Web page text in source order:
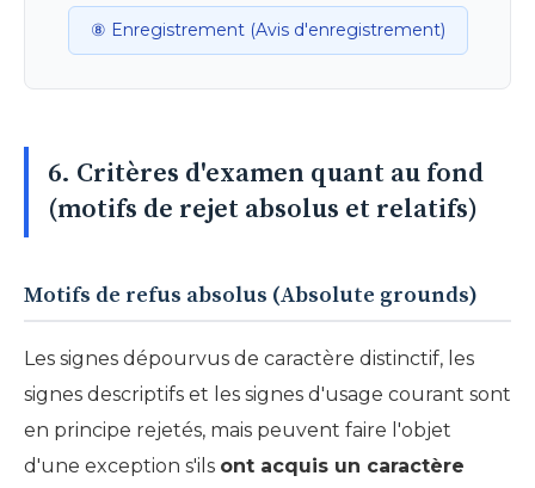
⑧ Enregistrement (Avis d'enregistrement)
6. Critères d'examen quant au fond
(motifs de rejet absolus et relatifs)
Motifs de refus absolus (Absolute grounds)
Les signes dépourvus de caractère distinctif, les
signes descriptifs et les signes d'usage courant sont
en principe rejetés, mais peuvent faire l'objet
d'une exception s'ils ont acquis un caractère